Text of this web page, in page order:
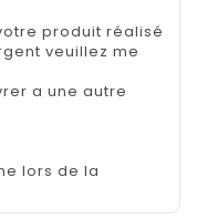
produit réalisé
veuillez me
a une autre
lors de la